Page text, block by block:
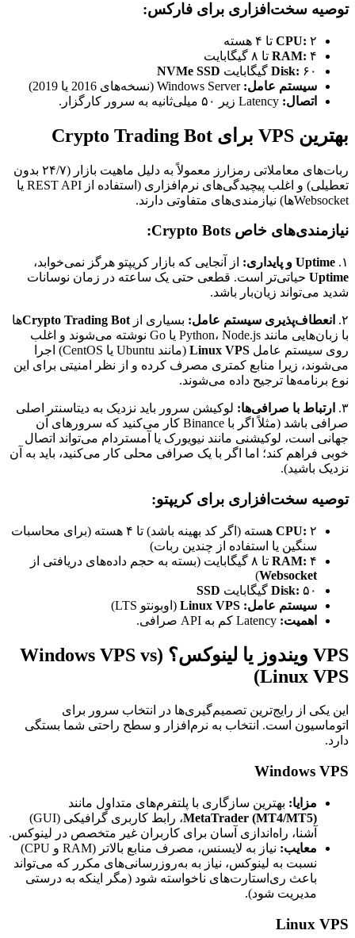
توصیه سخت‌افزاری برای فارکس:
CPU: ۲ تا ۴ هسته
RAM: ۴ تا ۸ گیگابایت
Disk: ۶۰ گیگابایت
NVMe SSD
سیستم عامل: Windows Server (نسخه‌های 2016 یا 2019)
اتصال:
بهترین VPS برای Crypto Trading Bot
ربات‌های معاملاتی رمزارز معمولاً به دلیل ماهیت بازار (۲۴/۷ بدون
تعطیلی) و اغلب پیچیدگی‌های نرم‌افزاری (استفاده از REST API یا
Websocketها) نیازمندی‌های متفاوتی دارند.
نیازمندی‌های خاص Crypto Bots:
۱. Uptime و پایداری:
از آنجایی که بازار کریپتو هرگز نمی‌خوابد،
Uptime حیاتی‌تر است. قطعی حتی یک ساعته در زمان نوسانات
شدید می‌تواند زیان‌بار باشد.
۲. انعطاف‌پذیری سیستم عامل: بسیاری از Crypto Trading Botها
با زبان‌هایی مانند Python، Node.js یا Go نوشته می‌شوند و اغلب
روی سیستم عامل Linux VPS
(مانند Ubuntu یا CentOS) اجرا
می‌شوند، زیرا منابع کمتری مصرف کرده و از نظر امنیتی برای این
نوع برنامه‌ها ترجیح داده می‌شوند.
۳. ارتباط با صرافی‌ها: لوکیشن سرور باید نزدیک به دیتاسنتر اصلی
صرافی باشد (مثلاً اگر با Binance کار می‌کنید که سرورهای آن
جهانی است، لوکیشنی مانند نیویورک یا آمستردام می‌تواند اتصال
خوبی فراهم کند؛ اما اگر با یک صرافی محلی کار می‌کنید، باید به آن
نزدیک باشید).
توصیه سخت‌افزاری برای کریپتو:
CPU:
۲ هسته (اگر کد بهینه باشد) تا ۴ هسته (برای محاسبات
سنگین یا استفاده از چندین ربات)
RAM: ۴ تا ۸ گیگابایت (بسته به حجم داده‌های دریافتی از
Websocket
)
Disk: ۵۰ گیگابایت
SSD
سیستم عامل: Linux VPS (اوبونتو LTS)
اهمیت:
VPS ویندوز یا لینوکس؟ (Windows VPS vs
Linux VPS)
این یکی از رایج‌ترین تصمیم‌گیری‌ها در انتخاب سرور برای
اتوماسیون است. انتخاب به نرم‌افزار و سطح راحتی شما بستگی
دارد.
Windows VPS
مزایا: بهترین سازگاری با پلتفرم‌های متداول مانند
MetaTrader (MT4/MT5)
، رابط کاربری گرافیکی (GUI)
آشنا، راه‌اندازی آسان برای کاربران غیر متخصص در لینوکس.
معایب:
نیاز به لایسنس، مصرف منابع بالاتر (RAM و CPU)
نسبت به لینوکس، نیاز به به‌روزرسانی‌های مکرر که می‌تواند
باعث ری‌استارت‌های ناخواسته شود (مگر اینکه به درستی
مدیریت شود).
Linux VPS